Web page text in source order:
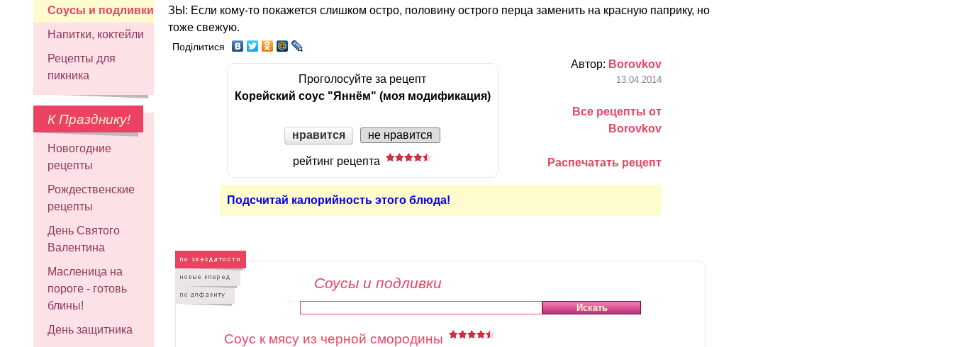
Соусы и подливки
Напитки, коктейли
Рецепты для
пикника
К Празднику!
Новогодние
рецепты
Рождественские
рецепты
День Святого
Валентина
Масленица на
пороге - готовь
блины!
День защитника
ЗЫ: Если кому-то покажется слишком остро, половину острого перца заменить на красную паприку, но
тоже свежую.
Поділитися
Проголосуйте за рецепт
Корейский соус "Яннём" (моя модификация)
нравится не нравится
рейтинг рецепта
Автор: Borovkov
13.04.2014
Все рецепты от
Borovkov
Распечатать рецепт
Подсчитай калорийность этого блюда!
Соусы и подливки
Соус к мясу из черной смородины